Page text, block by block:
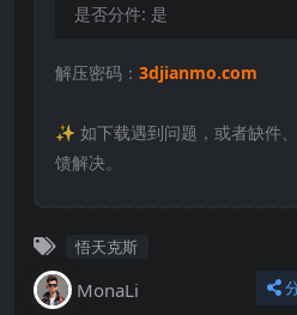
是否分件: 是
解压密码： 3djianmo.com
✨️ 如下载遇到问题，或者缺件
馈解决。
悟天克斯
MonaLi